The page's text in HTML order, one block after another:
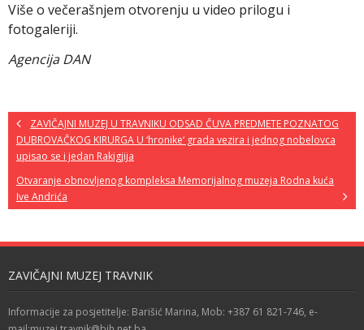
Više o večerašnjem otvorenju u video prilogu i
fotogaleriji.
Agencija DAN
ZAVIČAJNI MUZEJ U TRAVNIKU ODSAD ČUVA PREDMETE POZNATOG
DUBROVAČKOG KIRURGA U ‘hronike‘ grada vezira i jednog nobelovca
upisao se i jedan Rakigjija
Otvaranje obnovljenog kompleksa Memorijalnog muzeja Rodna kuća
Ive Andrića
ZAVIČAJNI MUZEJ TRAVNIK
Informacije za posjetitelje: Barišić Marina, Mob: +387 61 821-746, e-